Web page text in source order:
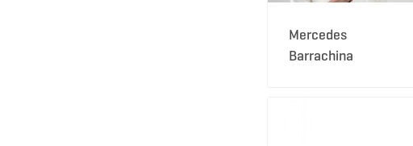
Mercedes
Barrachina